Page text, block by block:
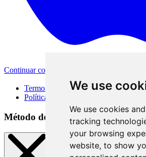
We use
We use cookies
tracking
your browsing
website, to show
Continuar com a Apple
Termos de Uso
Política de Privacidade
Método de acesso